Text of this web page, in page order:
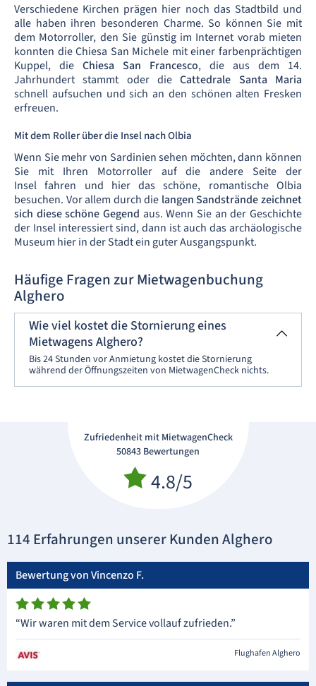
Verschiedene Kirchen prägen hier noch das Stadtbild und
alle haben ihren besonderen Charme. So können Sie mit
dem Motorroller, den Sie günstig im Internet vorab mieten
konnten die Chiesa San Michele mit einer farbenprächtigen
Kuppel, die Chiesa San Francesco, die aus dem 14.
Jahrhundert stammt oder die Cattedrale Santa Maria
schnell aufsuchen und sich an den schönen alten Fresken
erfreuen.
Mit dem Roller über die Insel nach Olbia
Wenn Sie mehr von Sardinien sehen möchten, dann können
Sie mit Ihren Motorroller auf die andere Seite der
Insel fahren und hier das schöne, romantische Olbia
besuchen. Vor allem durch die langen Sandstrände zeichnet
sich diese schöne Gegend aus. Wenn Sie an der Geschichte
der Insel interessiert sind, dann ist auch das archäologische
Museum hier in der Stadt ein guter Ausgangspunkt.
Häufige Fragen zur Mietwagenbuchung
Alghero
Wie viel kostet die Stornierung eines
Mietwagens Alghero?
Bis 24 Stunden vor Anmietung kostet die Stornierung
während der Öffnungszeiten von MietwagenCheck nichts.
Zufriedenheit mit MietwagenCheck
50843 Bewertungen
4.8/5
114 Erfahrungen unserer Kunden Alghero
Bewertung von Vincenzo F.
“Wir waren mit dem Service vollauf zufrieden.”
Flughafen Alghero